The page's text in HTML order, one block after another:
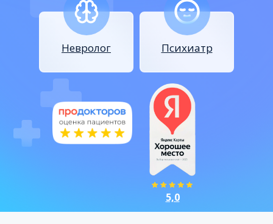
5,0
Психиатр
Невролог